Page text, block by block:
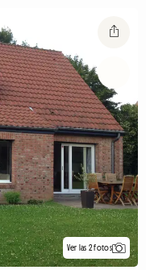
Ver las 2 fotos